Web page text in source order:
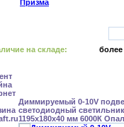
на складе: более
Диммируемый 0-10V
светодиодный
1195x180x40 мм 6000К Опал